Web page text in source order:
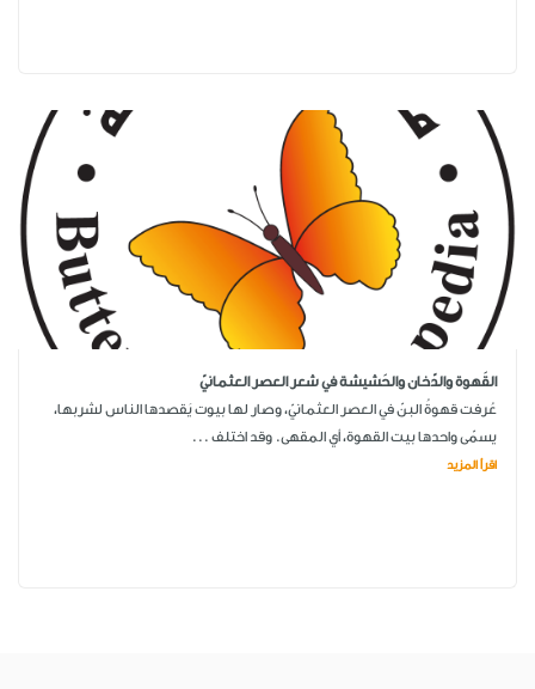
القَهوة والدّخان والحَشيشة في شعر العصر العثمانيّ
عُرفت قهوةُ البنّ في العصر العثمانيّ، وصار لها بيوت يَقصدها الناس لشربها،
يسمّى واحدها بيت القهوة، أي المقهى. وقد اختلف ...
اقرأ المزيد